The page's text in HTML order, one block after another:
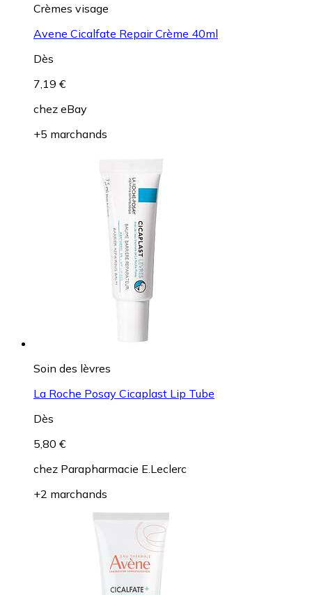
Crèmes visage
Avene Cicalfate Repair Crème 40ml
Dès
7,19 €
chez eBay
+5 marchands
Soin des lèvres
La Roche Posay Cicaplast Lip Tube
Dès
5,80 €
chez Parapharmacie E.Leclerc
+2 marchands